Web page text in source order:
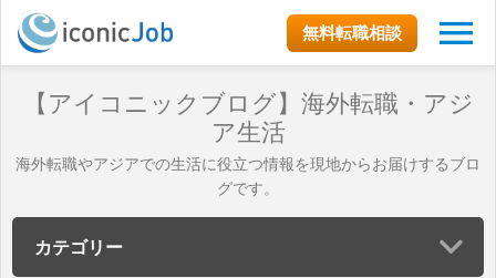
無料転職相談
【アイコニックブログ】海外転職・アジ
ア生活
海外転職やアジアでの生活に役立つ情報を現地からお届けするブロ
グです。
カテゴリー